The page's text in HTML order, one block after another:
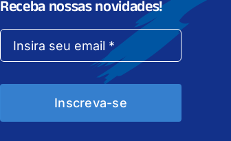
Receba nossas novidades!
Inscreva-se